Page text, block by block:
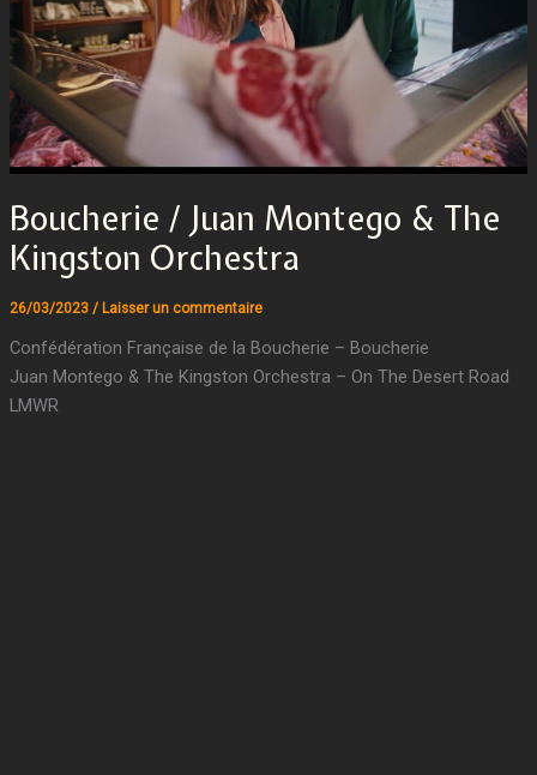
Boucherie / Juan Montego & The
Kingston Orchestra
26/03/2023 / Laisser un commentaire
Confédération Française de la Boucherie – Boucherie
Juan Montego & The Kingston Orchestra – On The Desert Road
LMWR